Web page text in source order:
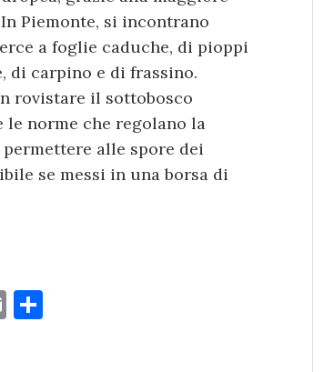
Piemonte, si incontrano
a foglie caduche, di pioppi
di carpino e di frassino.
rovistare il sottobosco
norme che regolano la
alle spore dei
se messi in una borsa di
E